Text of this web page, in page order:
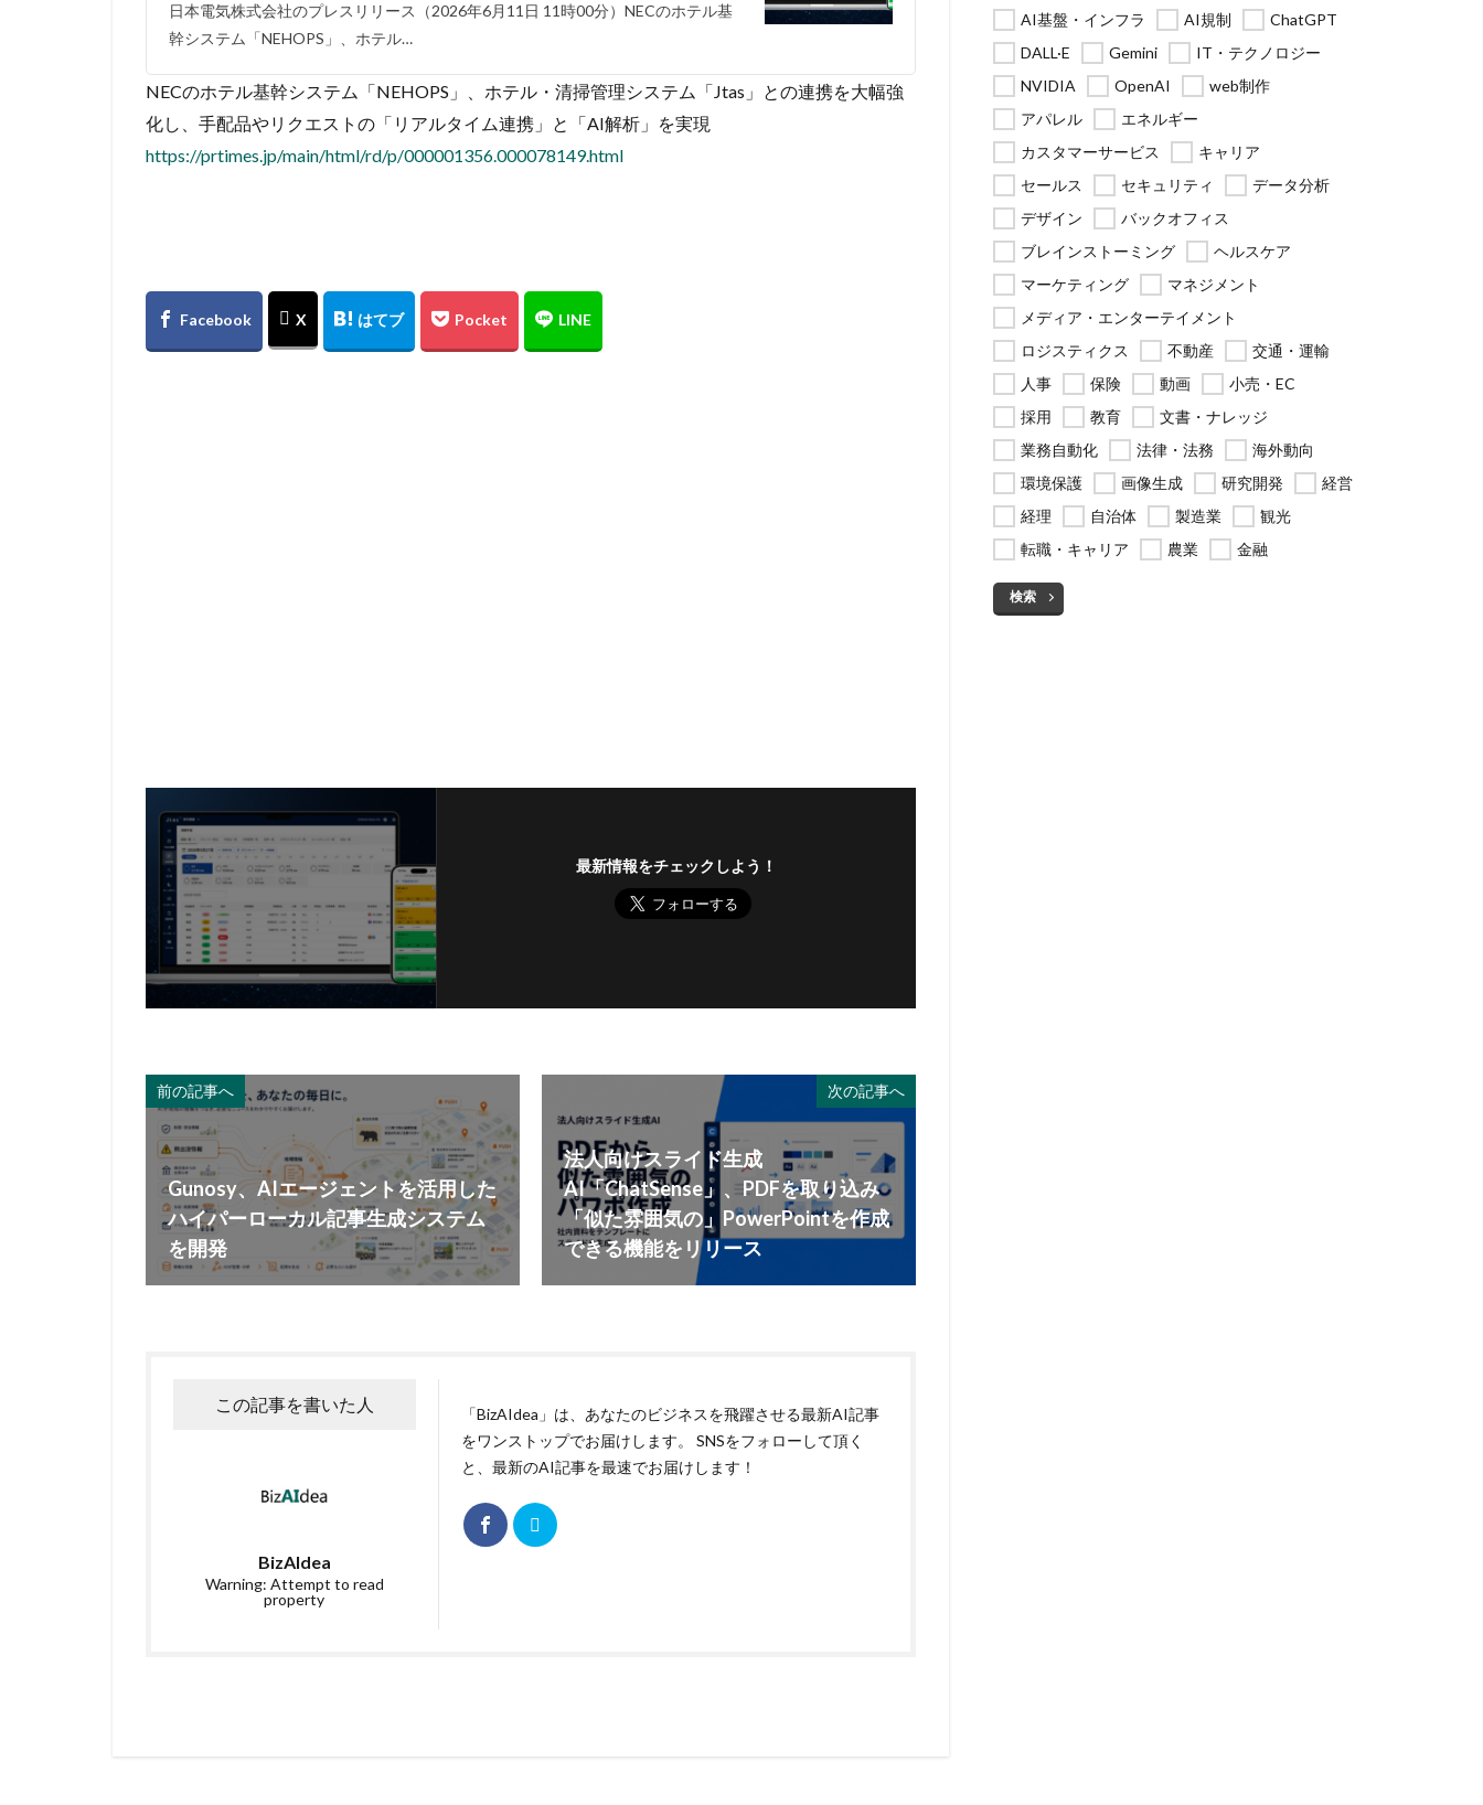
日本電気株式会社のプレスリリース（2026年6月11日 11時00分）NECのホテル基
幹システム「NEHOPS」、ホテル…
NECのホテル基幹システム「NEHOPS」、ホテル・清掃管理システム「Jtas」との連携を大幅強
化し、手配品やリクエストの「リアルタイム連携」と「AI解析」を実現
https://prtimes.jp/main/html/rd/p/000001356.000078149.html
最新情報をチェックしよう！
前の記事へ
Gunosy、AIエージェントを活用した
ハイパーローカル記事生成システム
を開発
次の記事へ
法人向けスライド生成
AI「ChatSense」、PDFを取り込み
「似た雰囲気の」PowerPointを作成
できる機能をリリース
この記事を書いた人
BizAIdea
Warning: Attempt to read
property
「BizAIdea」は、あなたのビジネスを飛躍させる最新AI記事
をワンストップでお届けします。 SNSをフォローして頂く
と、最新のAI記事を最速でお届けします！
AI基盤・インフラ
AI規制
ChatGPT
DALL·E
Gemini
IT・テクノロジー
NVIDIA
OpenAI
web制作
アパレル
エネルギー
カスタマーサービス
キャリア
セールス
セキュリティ
データ分析
デザイン
バックオフィス
ブレインストーミング
ヘルスケア
マーケティング
マネジメント
メディア・エンターテイメント
ロジスティクス
不動産
交通・運輸
人事
保険 動画
小売・EC
採用
教育
文書・ナレッジ
業務自動化
法律・法務
海外動向
環境保護
画像生成 研究開発
経営
経理
自治体 製造業
観光
転職・キャリア
農業 金融
検索